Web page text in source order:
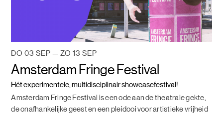
DO 03 SEP — ZO 13 SEP
Amsterdam Fringe Festival
Hét experimentele, multidisciplinair showcasefestival!
Amsterdam Fringe Festival is een ode aan de theatrale gekte,
de onafhankelijke geest en een pleidooi voor artistieke vrijheid